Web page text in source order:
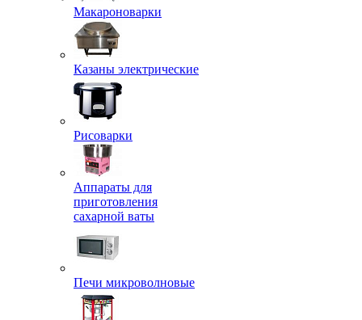
Макароноварки
Казаны электрические
Рисоварки
Аппараты для
приготовления
сахарной ваты
Печи микроволновые